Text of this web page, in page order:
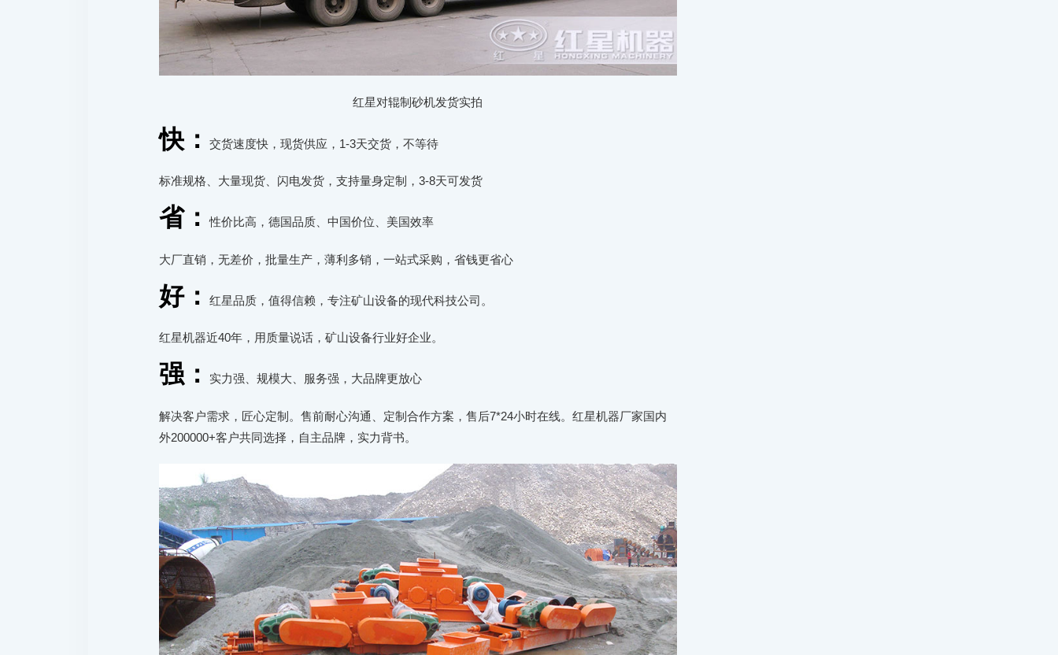
红星对辊制砂机发货实拍
快： 交货速度快，现货供应，1-3天交货，不等待
标准规格、大量现货、闪电发货，支持量身定制，3-8天可发货
省：性价比高，德国品质、中国价位、美国效率
大厂直销，无差价，批量生产，薄利多销，一站式采购，省钱更省心
好： 红星品质，值得信赖，专注矿山设备的现代科技公司。
红星机器近40年，用质量说话，矿山设备行业好企业。
强： 实力强、规模大、服务强，大品牌更放心
解决客户需求，匠心定制。售前耐心沟通、定制合作方案，售后7*24小时在线。红星机器厂家国内
外200000+客户共同选择，自主品牌，实力背书。